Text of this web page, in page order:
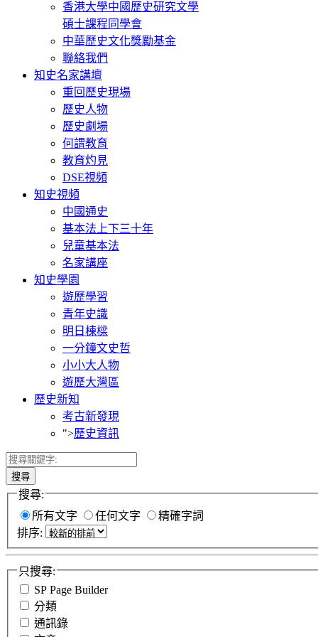
香港大學中國歷史研究文學
碩士課程同學會
中華歷史文化獎勵基金
聯絡我們
知史名家講壇
重回歷史現場
歷史人物
歷史劇場
何謂教育
教育灼見
DSE視頻
知史視頻
中國通史
基本法上下三十年
兒童基本法
名家講座
知史學園
遊歷學習
青年史識
明日棟樑
一分鐘文史哲
小小大人物
遊歷大灣區
歷史新知
考古新發現
">歷史資訊
搜尋
搜尋:
所有文字
任何文字
精確字詞
排序:
只搜尋:
SP Page Builder
分類
通訊錄